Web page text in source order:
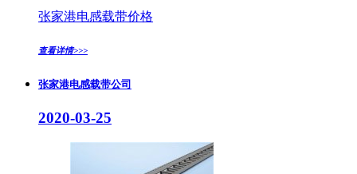
张家港电感载带价格
查看详情>>>
张家港电感载带公司
2020-03-25